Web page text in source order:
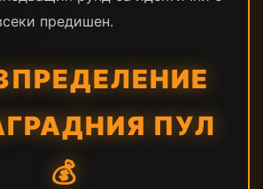
предишен.
ПУЛ
💰